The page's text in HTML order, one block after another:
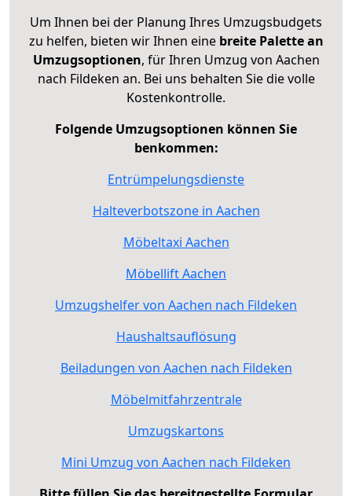
Um Ihnen bei der Planung Ihres Umzugsbudgets
zu helfen, bieten wir Ihnen eine breite Palette an
Umzugsoptionen, für Ihren Umzug von Aachen
nach Fildeken an. Bei uns behalten Sie die volle
Kostenkontrolle.
Folgende Umzugsoptionen können Sie
benkommen:
Entrümpelungsdienste
Halteverbotszone in Aachen
Möbeltaxi Aachen
Möbellift Aachen
Umzugshelfer von Aachen nach Fildeken
Haushaltsauflösung
Beiladungen von Aachen nach Fildeken
Möbelmitfahrzentrale
Umzugskartons
Mini Umzug von Aachen nach Fildeken